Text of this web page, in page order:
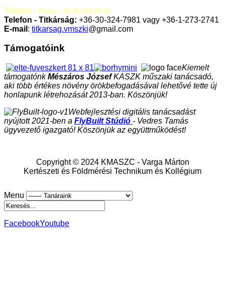
Telefon - Porta: +36-30-324-78-44
Telefon - Titkárság: +36-30-324-7981 vagy +36-1-273-2741
E-mail : titkarsag.vmszki@gmail.com
Támogatóink
Kiemelt
támogatónkMészáros JózsefKASZK műszaki tanácsadó,
aki több értékes növény örökbefogadásával lehetővé tette új
honlapunk létrehozását 2013-ban. Köszönjük!
Webfejlesztési digitális tanácsadást
nyújtott 2021-ben a FlyBuilt Stúdió - Vedres Tamás
ügyvezető igazgató! Köszönjük az együttműködést!
Copyright © 2024 KMASZC - Varga Márton
Kertészeti és Földmérési Technikum és Kollégium
Menu
FacebookYoutube